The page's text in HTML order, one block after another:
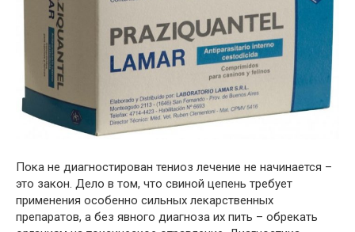
Пока не диагностирован тениоз лечение не начинается –
это закон. Дело в том, что свиной цепень требует
применения особенно сильных лекарственных
препаратов, а без явного диагноза их пить – обрекать